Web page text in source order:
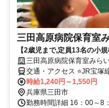
三田高原病院保育室
【2歳児まで,定員13名の小
三田高原病院保育室みら
交通・アクセス ⭐️JR宝塚
IC 車10分
時給1,240円～1,550円
兵庫県三田市
勤務時間詳細 16：00～8